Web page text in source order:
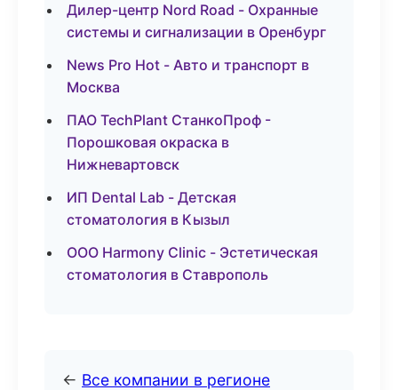
Дилер-центр Nord Road - Охранные
системы и сигнализации в Оренбург
News Pro Hot - Авто и транспорт в
Москва
ПАО TechPlant СтанкоПроф -
Порошковая окраска в
Нижневартовск
ИП Dental Lab - Детская
стоматология в Кызыл
ООО Harmony Clinic - Эстетическая
стоматология в Ставрополь
← Все компании в регионе